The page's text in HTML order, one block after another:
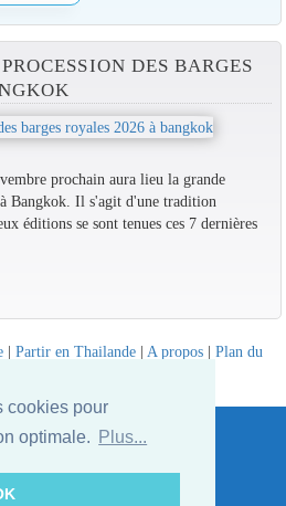
cookies pour
optimale.
Plus...
DES BARGES
prochain aura lieu la grande
Bangkok. Il s'agit d'une tradition
éditions se sont tenues ces 7 dernières
| Partir en Thailande | A propos | Plan du